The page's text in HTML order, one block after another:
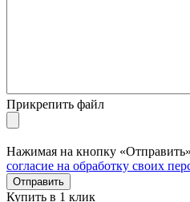
Прикрепить файл
Нажимая на кнопку
согласие на обработку своих
Отправить
Купить в 1 клик